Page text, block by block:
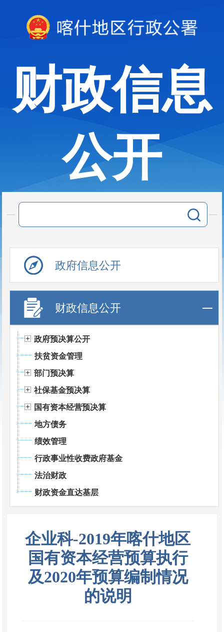
财政信息
公开
政府信息公开
财政信息公开
政府预决算公开
扶贫资金管理
部门预决算
社保基金预决算
国有资本经营预决算
地方债务
绩效管理
行政事业性收费政府基金
法治财政
财政资金直达基层
企业科-2019年喀什地区
国有资本经营预算执行
及2020年预算编制情况
的说明